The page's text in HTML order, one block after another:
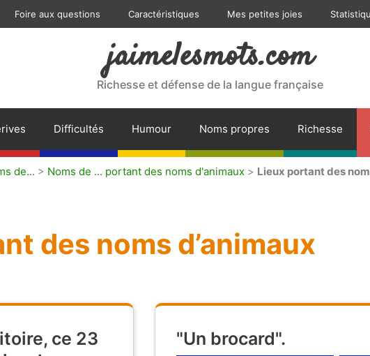
Foire aux questions Caractéristiques Mes petites joies
jaimelesmots.com
Richesse et défense de la langue française
Difficultés Humour Noms propres Richesse
de... > Noms de ... portant des noms d'animaux > Lieux portant des
des noms d’animaux
ce 23
"Un brocard".